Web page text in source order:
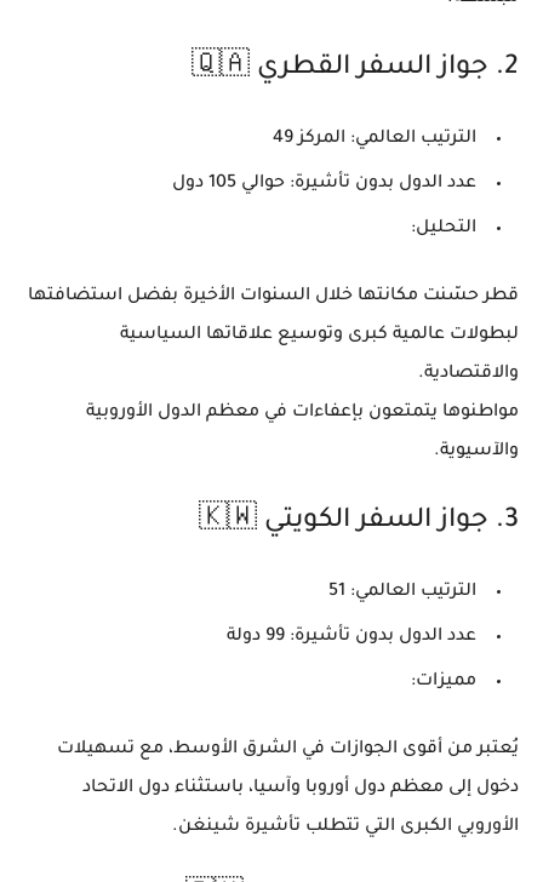
2. جواز السفر القطري 🇶🇦
الترتيب العالمي: المركز 49
عدد الدول بدون تأشيرة: حوالي 105 دول
التحليل:
قطر حسّنت مكانتها خلال السنوات الأخيرة بفضل استضافتها
لبطولات عالمية كبرى وتوسيع علاقاتها السياسية
والاقتصادية.
مواطنوها يتمتعون بإعفاءات في معظم الدول الأوروبية
والآسيوية.
3. جواز السفر الكويتي 🇰🇼
الترتيب العالمي:
عدد الدول بدون تأشيرة:
مميزات:
يُعتبر من أقوى الجوازات في الشرق الأوسط، مع تسهيلات
دخول إلى معظم دول أوروبا وآسيا، باستثناء دول الاتحاد
الأوروبي الكبرى التي تتطلب تأشيرة شينغن.